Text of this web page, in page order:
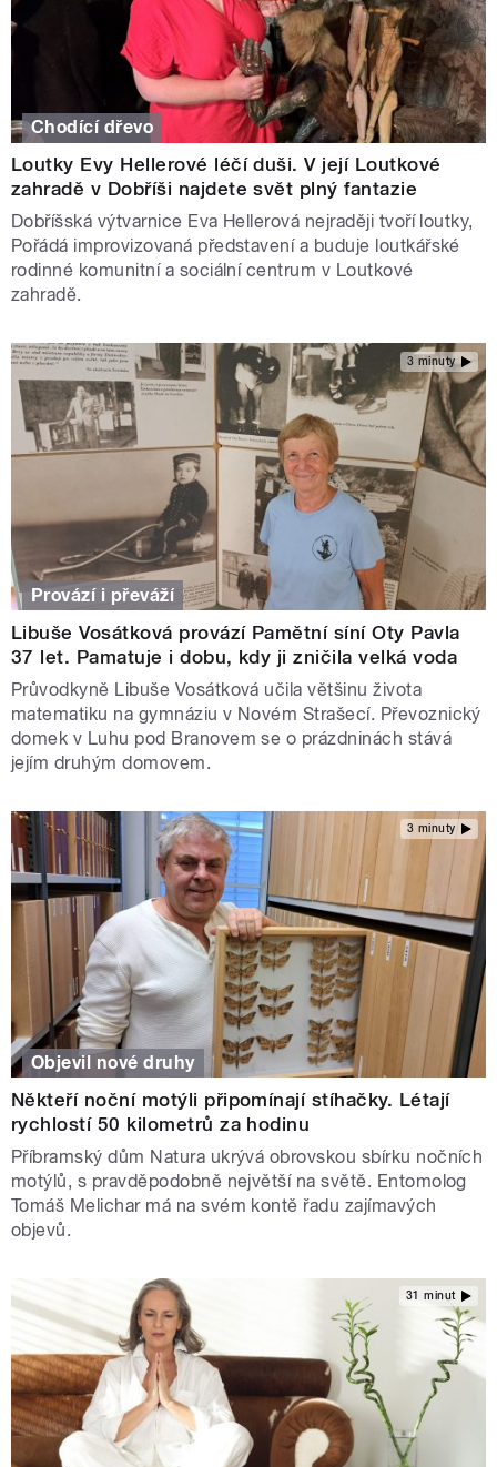
Chodící dřevo
Loutky Evy Hellerové léčí duši. V její Loutkové
zahradě v Dobříši najdete svět plný fantazie
Dobříšská výtvarnice Eva Hellerová nejraději tvoří loutky,
Pořádá improvizovaná představení a buduje loutkářské
rodinné komunitní a sociální centrum v Loutkové
zahradě.
3 minuty
Provází i převáží
Libuše Vosátková provází Pamětní síní Oty Pavla
37 let. Pamatuje i dobu, kdy ji zničila velká voda
Průvodkyně Libuše Vosátková učila většinu života
matematiku na gymnáziu v Novém Strašecí. Převoznický
domek v Luhu pod Branovem se o prázdninách stává
jejím druhým domovem.
3 minuty
Objevil nové druhy
Někteří noční motýli připomínají stíhačky. Létají
rychlostí 50 kilometrů za hodinu
Příbramský dům Natura ukrývá obrovskou sbírku nočních
motýlů, s pravděpodobně největší na světě. Entomolog
Tomáš Melichar má na svém kontě řadu zajímavých
objevů.
31 minut